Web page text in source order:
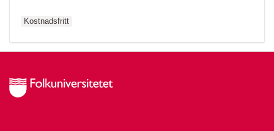
Kostnadsfritt